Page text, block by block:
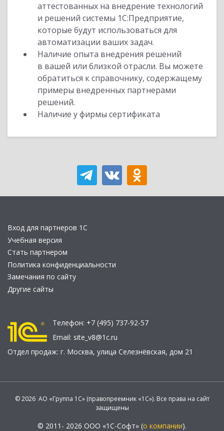
аттестованных на внедрение технологий
и решений системы 1С:Предприятие,
которые будут использоваться для
автоматизации ваших задач.
Наличие опыта внедрения решений
в вашей или близкой отрасли. Вы можете
обратиться к справочнику, содержащему
примеры внедренных партнерами
решений.
Наличие у фирмы сертификата
Вход для партнеров 1С
Учебная версия
Стать партнером
Политика конфиденциальности
Замечания по сайту
Другие сайты
Телефон: +7 (495) 737-92-57
Email: site_v8@1c.ru
Отдел продаж: г. Москва, улица Селезнёвская, дом 21
© 2026 АО «Группа 1С» (правопреемник «1С»). Все права на сайт
защищены
© 2011- 2026 ООО «1С-Софт» (о компании).